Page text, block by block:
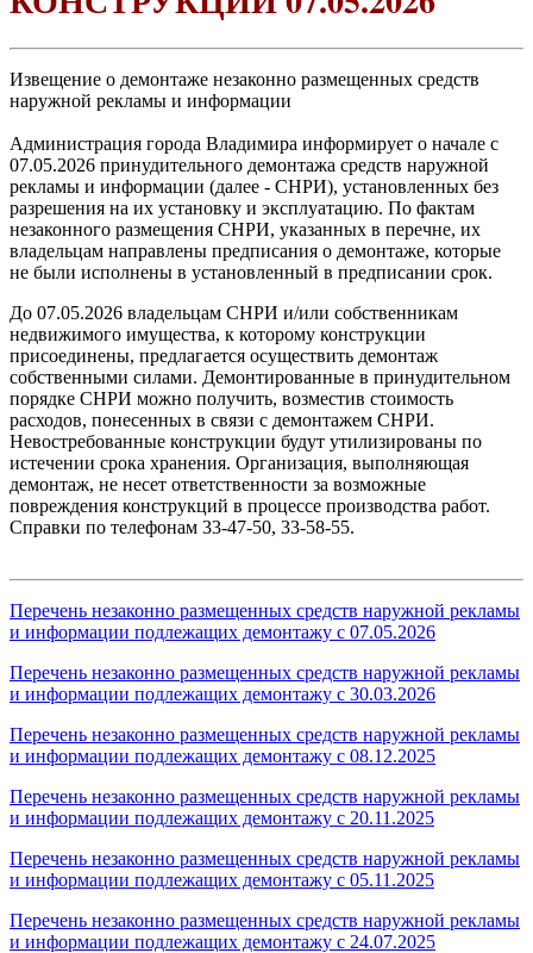
Извещение о демонтаже незаконно размещенных средств
наружной рекламы и информации
Администрация города Владимира информирует о начале с
07.05.2026 принудительного демонтажа средств наружной
рекламы и информации (далее - СНРИ), установленных без
разрешения на их установку и эксплуатацию. По фактам
незаконного размещения СНРИ, указанных в перечне, их
владельцам направлены предписания о демонтаже, которые
не были исполнены в установленный в предписании срок.
До 07.05.2026 владельцам СНРИ и/или собственникам
недвижимого имущества, к которому конструкции
присоединены, предлагается осуществить демонтаж
собственными силами. Демонтированные в принудительном
порядке СНРИ можно получить, возместив стоимость
расходов, понесенных в связи с демонтажем СНРИ.
Невостребованные конструкции будут утилизированы по
истечении срока хранения. Организация, выполняющая
демонтаж, не несет ответственности за возможные
повреждения конструкций в процессе производства работ.
Справки по телефонам 33-47-50, 33-58-55.
Перечень незаконно размещенных средств наружной рекламы
и информации подлежащих демонтажу с 07.05.2026
Перечень незаконно размещенных средств наружной рекламы
и информации подлежащих демонтажу с 30.03.2026
Перечень незаконно размещенных средств наружной рекламы
и информации подлежащих демонтажу с 08.12.2025
Перечень незаконно размещенных средств наружной рекламы
и информации подлежащих демонтажу с 20.11.2025
Перечень незаконно размещенных средств наружной рекламы
и информации подлежащих демонтажу с 05.11.2025
Перечень незаконно размещенных средств наружной рекламы
и информации подлежащих демонтажу c 24.07.2025